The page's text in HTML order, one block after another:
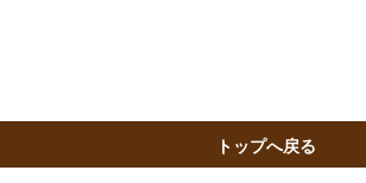
トップへ戻る